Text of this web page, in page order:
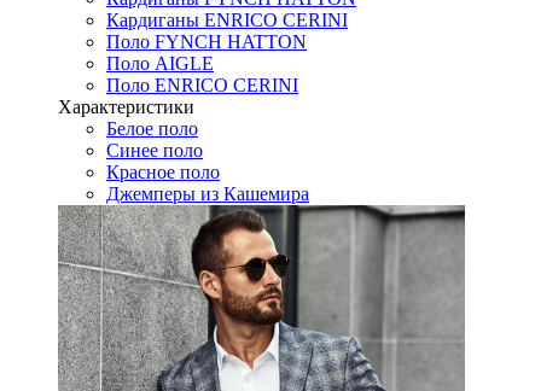
Кардиганы ENRICO CERINI
Поло FYNCH HATTON
Поло AIGLE
Поло ENRICO CERINI
Характеристики
Белое поло
Синее поло
Красное поло
Джемперы из Кашемира